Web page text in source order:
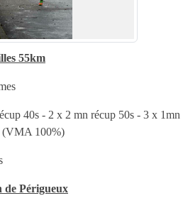
55km
40s - 2 x 2 mn récup 50s - 3 x 1mn
(VMA 100%)
de Périgueux